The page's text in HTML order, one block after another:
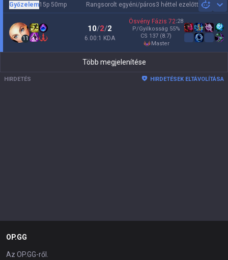
Rangsorolt egyéni/páros3 héttel ezelőtt
Győzelem15p 50mp
11
10/2/2
6.00:1 KDA
Ösvény Fázis 72:28
P/Gyilkosság 55%
CS 137 (8.7)
master
Több megjelenítése
HIRDETÉS HIRDETÉSEK ELTÁVOLÍTÁSA
OP.GG
Az OP.GG-ről.